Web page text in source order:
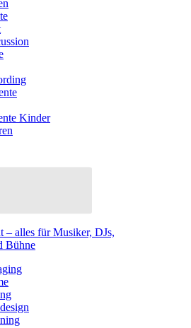
Kinder
– alles für Musiker, DJs,
Bühne